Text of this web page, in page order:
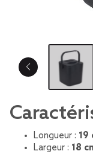
Longueur : 19
Largeur : 18